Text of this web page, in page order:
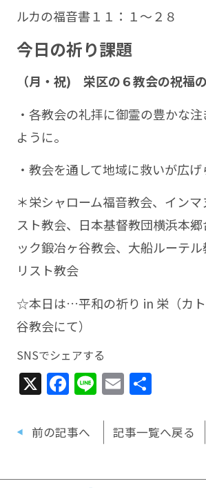
ルカの福音書１１：１～２８
今日の祈り課題
（月・祝) 栄区の６教会の祝福
・各教会の礼拝に御霊の豊かな
ように。
・教会を通して地域に救いが広げ
＊栄シャローム福音教会、インマ
スト教会、日本基督教団横浜本
ック鍛冶ヶ谷教会、大船ルーテ
リスト教会
☆本日は…平和の祈り in 栄（カ
谷教会にて）
SNSでシェアする
X Facebook
LineEmail
共
前の記事へ 記事一覧へ戻る